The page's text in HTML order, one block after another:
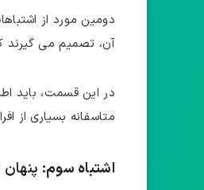
دومین مورد از
آن، تصمیم می ‌گیرند
در این قسمت، باید
متاسفانه بسیاری از
اشتباه سوم: